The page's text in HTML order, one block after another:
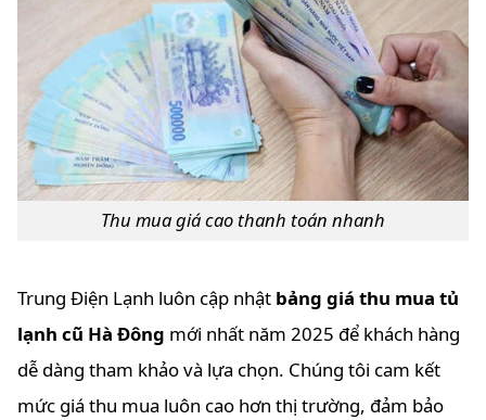
Thu mua giá cao thanh toán nhanh
Trung Điện Lạnh luôn cập nhật bảng giá thu mua tủ
lạnh cũ Hà Đông mới nhất năm 2025 để khách hàng
dễ dàng tham khảo và lựa chọn. Chúng tôi cam kết
mức giá thu mua luôn cao hơn thị trường, đảm bảo